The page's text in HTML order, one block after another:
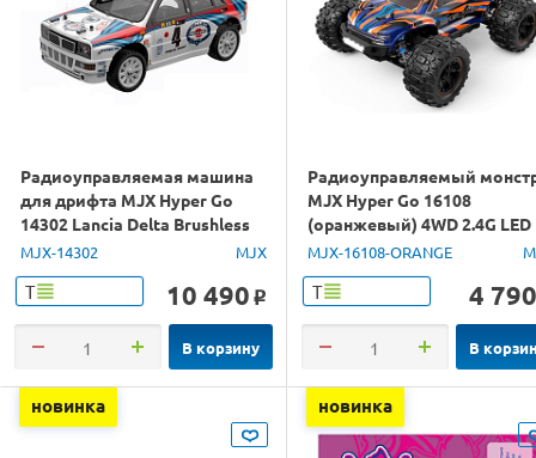
Радиоуправляемая машина
для дрифта MJX Hyper Go
14302 Lancia Delta Brushless
4WD 2.4G LED 1/14 RTR
MJX-14302 MJX
Т 10 490 o
В корзину
Радиоуправляемый
MJX Hyper Go 16108
(оранжевый) 4WD 2.4G LED
1/16 RTR
MJX-16108-ORANGE
Т 4 790
В
новинка новинка